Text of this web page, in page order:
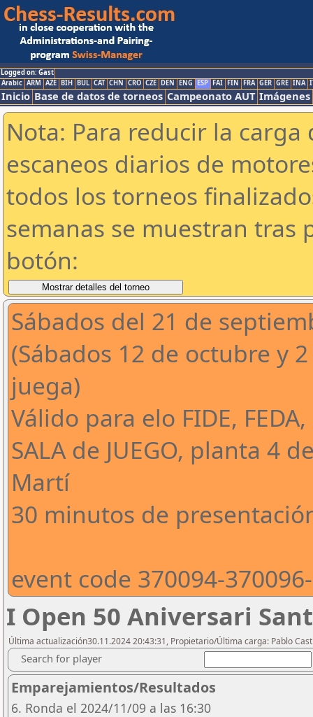
Logged on: Gast
Arabic ARM AZE BIH BUL CAT CHN CRO CZE DEN ENG ESP FAI FIN FRA GER GRE INA
Inicio Base de datos de torneos Campeonato AUT Imágenes
Nota: Para reducir la
escaneos diarios de
todos los torneos
semanas se muestran tras
botón:
Sábados del 21 de
(Sábados 12 de octubre y
juega)
Válido para elo FIDE,
SALA de JUEGO, planta 4
Martí
30 minutos de
event code 370094-
I Open 50 Aniversari
Última actualización30.11.2024 20:43:31, Propietario/Última carga: Pablo
Search for player
Emparejamientos/Resultados
6. Ronda el 2024/11/09 a las 16:30